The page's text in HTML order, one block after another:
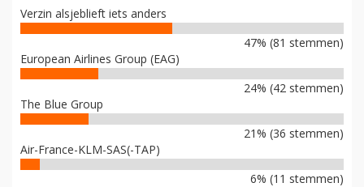
Verzin alsjeblieft iets anders
47% (81 stemmen)
European Airlines Group (EAG)
24% (42 stemmen)
The Blue Group
21% (36 stemmen)
Air-France-KLM-SAS(-TAP)
6% (11 stemmen)